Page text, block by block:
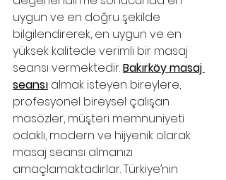
uygun ve en doğru şekilde
bilgilendirerek, en uygun ve en
yüksek kalitede verimli bir masaj
seansı vermektedir. Bakırköy masaj
seansı almak isteyen bireylere,
profesyonel bireysel çalışan
masözler, müşteri memnuniyeti
odaklı, modern ve hijyenik olarak
masaj seansı almanızı
amaçlamaktadırlar. Türkiye’nin